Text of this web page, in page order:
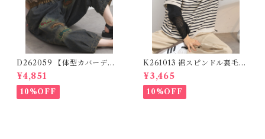
D262059 【体型カバーデニ
ムシリーズ】 パッチワークロ
ゴデニムパンツ / Patchwork
Logo Denim Pants
¥4,851
10%OFF
K261013 裾スピンドル裏毛カ
ットベスト / Drawstring He
m Sweat Cut Vest
¥3,465
10%OFF